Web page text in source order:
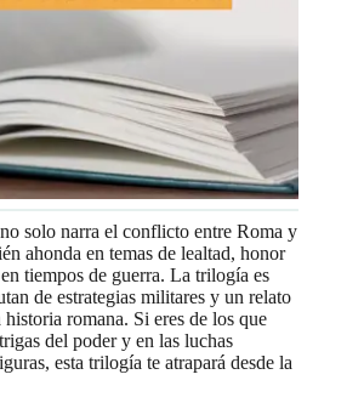
no solo narra el conflicto entre Roma y
ahonda en temas de lealtad, honor
tiempos de guerra. La trilogía es
de estrategias militares y un relato
romana. Si eres de los que
del poder y en las luchas
esta trilogía te atrapará desde la